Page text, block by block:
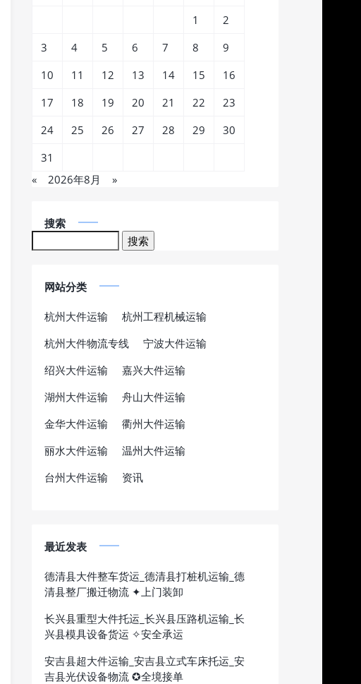
« 2026年8月 »
1
2
3
4 5 6 7 8
9
10
11 12 13 14 15
16
17
18 19 20 21 22
23
24
25 26 27 28 29
30
31
搜索
网站分类
杭州大件运输
杭州工程机械运输
杭州大件物流专线
宁波大件运输
绍兴大件运输
嘉兴大件运输
湖州大件运输
舟山大件运输
金华大件运输
衢州大件运输
丽水大件运输
温州大件运输
台州大件运输
资讯
最近发表
德清县大件整车货运_德清县打桩机运输_德
清县整厂搬迁物流 ✦上门装卸
长兴县重型大件托运_长兴县压路机运输_长
兴县模具设备货运 ✧安全承运
安吉县超大件运输_安吉县立式车床托运_安
吉县光伏设备物流 ✪全境接单